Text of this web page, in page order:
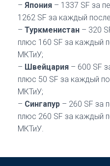
– Япония– 1337 SF за
1262 SF за каждый
– Туркменистан– 320
плюс 160 SF за каждый
МКТиУ;
– Швейцария– 600 SF
плюс 50 SF за каждый
МКТиУ;
– Сингапур– 260 SF за
плюс 260 SF за каждый
МКТиУ.